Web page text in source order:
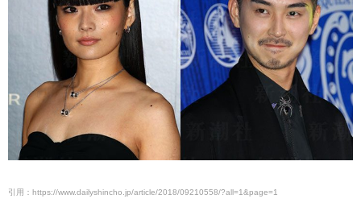
引用：https://www.dailyshincho.jp/article/2018/09210558/?all=1&page=1